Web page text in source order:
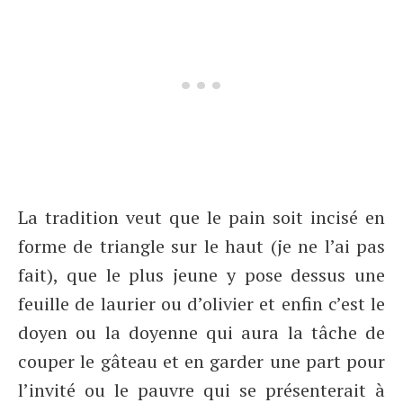
La tradition veut que le pain soit incisé en
forme de triangle sur le haut (je ne l’ai pas
fait), que le plus jeune y pose dessus une
feuille de laurier ou d’olivier et enfin c’est le
doyen ou la doyenne qui aura la tâche de
couper le gâteau et en garder une part pour
l’invité ou le pauvre qui se présenterait à